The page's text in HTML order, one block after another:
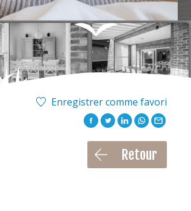
Enregistrer comme favori
Retour